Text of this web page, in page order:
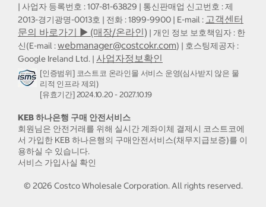
| 사업자 등록번호 : 107-81-63829 | 통신판매업 신고번호 : 제
2013-경기광명-0013호 | 전화 : 1899-9900 | E-mail : 고객센터
문의 바로가기 ▶ (매장/온라인) | 개인 정보 보호책임자 : 한
신(E-mail :webmanager@costcokr.com) | 호스팅제공자 :
Google Ireland Ltd. | 사업자정보확인
[인증범위] 코스트코 온라인몰 서비스 운영(심사받지 않은 물
리적 인프라 제외)
[유효기간] 2024.10.20 - 2027.10.19
KEB 하나은행 구매 안전서비스
회원님은 안전거래를 위해 실시간 계좌이체 결제시 코스트코에
서 가입한 KEB 하나은행의 구매안전서비스(채무지급보증)를 이
용하실 수 있습니다.
서비스 가입사실 확인
© 2026 Costco Wholesale Corporation.All rights reserved.